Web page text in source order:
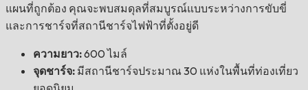
แผนที่ถูกต้อง คุณจะพบสมดุลที่สมบูรณ์แบบระหว่างการขับขี่
และการชาร์จที่สถานีชาร์จไฟฟ้าที่ตั้งอยู่ดี
ความยาว:600 ไมล์
จุดชาร์จ: มีสถานีชาร์จประมาณ 30 แห่งในพื้นที่ท่องเที่ยว